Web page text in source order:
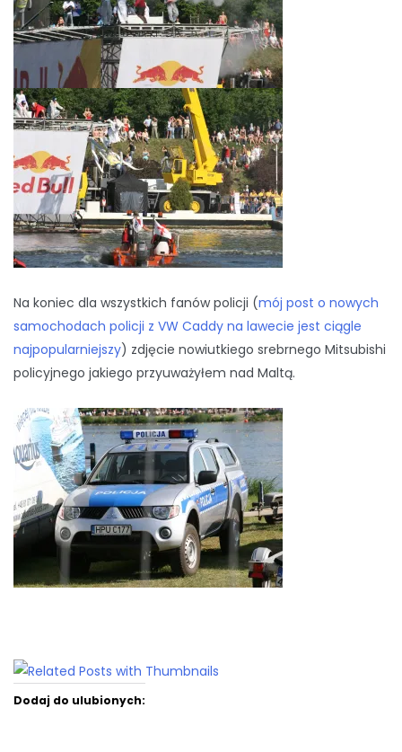
Na koniec dla wszystkich fanów policji (mój post o nowych
samochodach policji z VW Caddy na lawecie jest ciągle
najpopularniejszy) zdjęcie nowiutkiego srebrnego Mitsubishi
policyjnego jakiego przyuważyłem nad Maltą.
Dodaj do ulubionych: